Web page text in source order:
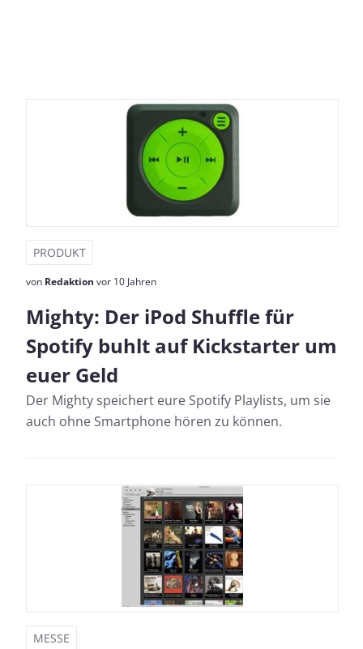
PRODUKT
von Redaktion vor 10 Jahren
Mighty: Der iPod Shuffle für
Spotify buhlt auf Kickstarter um
euer Geld
Der Mighty speichert eure Spotify Playlists, um sie
auch ohne Smartphone hören zu können.
MESSE